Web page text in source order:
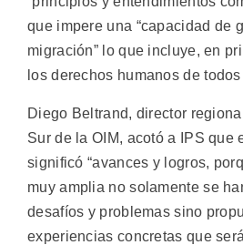
que impere una “capacidad de
migración” lo que incluye, en
los derechos humanos de
Diego Beltrand, director
Sur de la OIM, acotó a IPS que
significó “avances y logros,
muy amplia no solamente se
desafíos y problemas sino
experiencias concretas que